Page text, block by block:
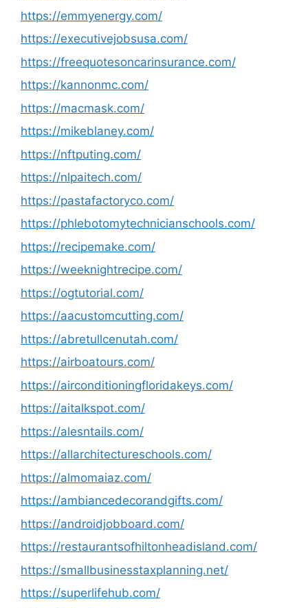
https://emmyenergy.com/
https://executivejobsusa.com/
https://freequotesoncarinsurance.com/
https://kannonmc.com/
https://macmask.com/
https://mikeblaney.com/
https://nftputing.com/
https://nlpaitech.com/
https://pastafactoryco.com/
https://phlebotomytechnicianschools.com/
https://recipemake.com/
https://weeknightrecipe.com/
https://ogtutorial.com/
https://aacustomcutting.com/
https://abretullcenutah.com/
https://airboatours.com/
https://airconditioningfloridakeys.com/
https://aitalkspot.com/
https://alesntails.com/
https://allarchitectureschools.com/
https://almomaiaz.com/
https://ambiancedecorandgifts.com/
https://androidjobboard.com/
https://restaurantsofhiltonheadisland.com/
https://smallbusinesstaxplanning.net/
https://superlifehub.com/